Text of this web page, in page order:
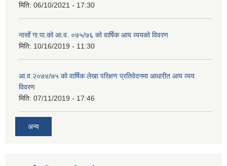
मिति: 06/10/2021 - 17:30
नासोँ गा.पा.को आ.व. ०७५/७६ को वार्षिक आय व्ययको विवरण
मिति: 10/16/2019 - 11:30
आ.व.२०७४/७५ को वार्षिक लेखा परिक्षण प्रतिवेदनमा आधारीत आय व्यय
विवरण
मिति: 07/11/2019 - 17:46
अन्य